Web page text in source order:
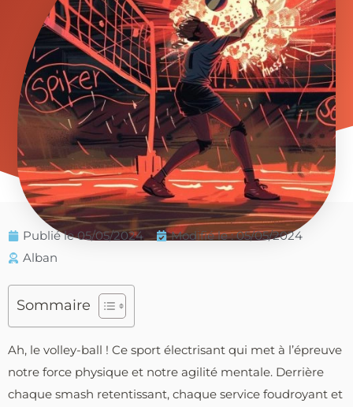
Publié le 05/05/2024
Modifié le : 05/05/2024
Alban
Sommaire
Ah, le volley-ball ! Ce sport électrisant qui met à l’épreuve
notre force physique et notre agilité mentale. Derrière
chaque smash retentissant, chaque service foudroyant et